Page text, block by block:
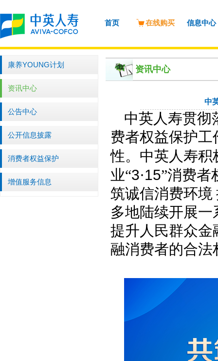
首页 在线购买 信息中心
康养YOUNG计划
资讯中心
公告中心
公开信息披露
消费者权益保护
增值服务信息
资讯中心
中
中英人寿贯彻
费者权益保护
性。中英人寿积
业“3·15”消费者
筑诚信消费环境
多地陆续开展
提升人民群众
融消费者的合法